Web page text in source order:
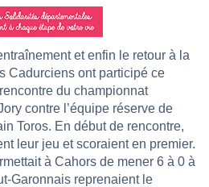
et enfin le retour à la
Cadurciens ont participé ce
du championnat
contre l’équipe réserve de
Toros. En début de rencontre,
leur jeu et scoraient en premier.
à Cahors de mener 6 à 0 à
Garonnais reprenaient le